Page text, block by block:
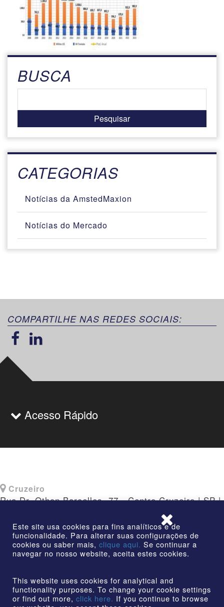
BUSCA
CATEGORIAS
Notícias da AmstedMaxion
Notícias do Mercado
COMPARTILHE NAS REDES SOCIAIS:
Acesso Rápido
Cruzeiro
Rua Dr. Othon Barcellos, 77 - Centro Cruzeiro | SP |
direitos reservados
Este site usa cookies para fins analíticos e de
funcionalidade. Para alterar suas configurações de
cookies ou saber mais, clique aqui. Se continuar a
navegar no nosso website, aceita estes cookies.
This website uses cookies for analytical and
functionality purposes. To change your cookie settings
or find out more, click here. If you continue to browse